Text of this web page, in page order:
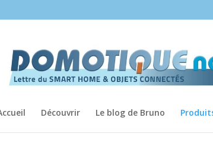
Découvrir Le blog de Bruno